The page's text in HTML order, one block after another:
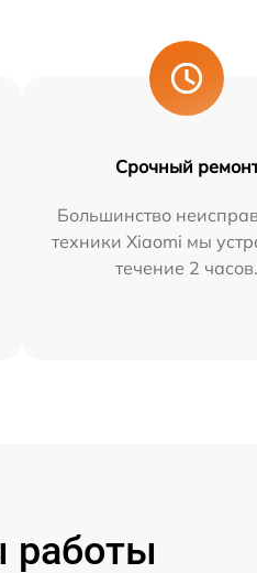
Срочный
Большинство
техники Xiaomi мы
течение 2 часов.
работы